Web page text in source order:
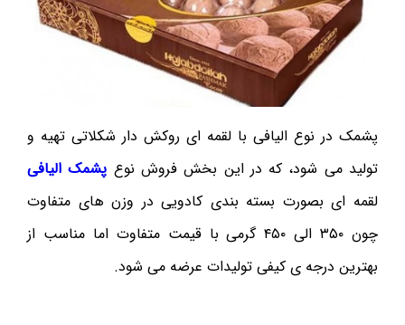
پشمک در نوع الیافی با لقمه ای روکش دار شکلاتی تهیه و
تولید می شود، که در این بخش فروش نوع پشمک الیافی
لقمه ای بصورت بسته بندی کادویی در وزن های متفاوت
چون ۳۵۰ الی ۴۵۰ گرمی با قیمت متفاوت اما مناسب از
بهترین درجه ی کیفی تولیدات عرضه می شود.